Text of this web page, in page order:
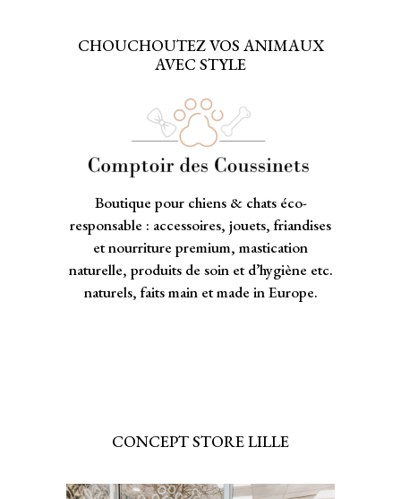
CHOUCHOUTEZ VOS ANIMAUX
AVEC STYLE
Boutique pour chiens & chats éco-
responsable : accessoires, jouets, friandises
et nourriture premium, mastication
naturelle, produits de soin et d’hygiène etc.
naturels, faits main et made in Europe.
CONCEPT STORE LILLE